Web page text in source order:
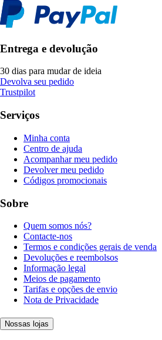
Entrega e devolução
30 dias para mudar de ideia
Devolva seu pedido
Trustpilot
Serviços
Minha conta
Centro de ajuda
Acompanhar meu pedido
Devolver meu pedido
Códigos promocionais
Sobre
Quem somos nós?
Contacte-nos
Termos e condições gerais de venda
Devoluções e reembolsos
Informação legal
Meios de pagamento
Tarifas e opções de envio
Nota de Privacidade
Nossas lojas